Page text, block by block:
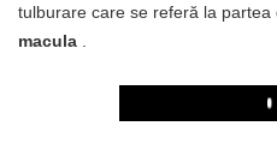
tulburare care se referă la
macula